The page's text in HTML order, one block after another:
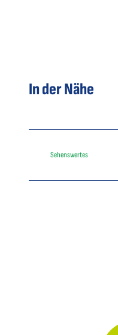
In der Nähe
Sehenswertes